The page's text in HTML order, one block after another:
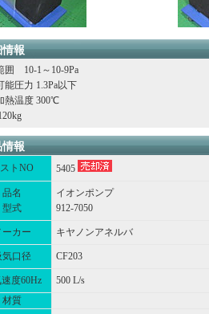
情報
囲 10-1～10-9Pa
能圧力 1.3Pa以下
熱温度 300℃
情報
ストNO 5405
品名
型式
イオンポンプ
912-7050
ーカー キヤノンアネルバ
気口径 CF203
度60Hz
500 L/s
材質